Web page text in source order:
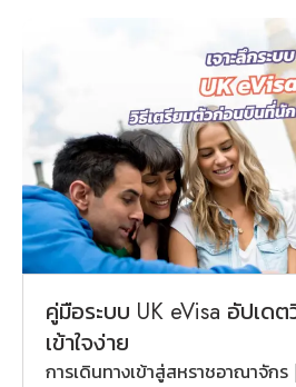
คู่มือระบบ UK eVisa อัปเด
เข้าใจง่าย
การเดินทางเข้าสู่สหราชอาณาจัก